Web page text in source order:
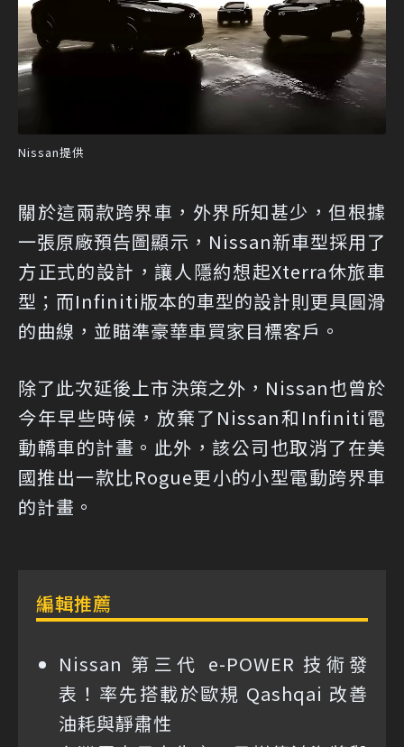
Nissan提供
關於這兩款跨界車，外界所知甚少，但根據
一張原廠預告圖顯示，Nissan新車型採用了
方正式的設計，讓人隱約想起Xterra休旅車
型；而Infiniti版本的車型的設計則更具圓滑
的曲線，並瞄準豪華車買家目標客戶。
除了此次延後上市決策之外，Nissan也曾於
今年早些時候，放棄了Nissan和Infiniti電
動轎車的計畫。此外，該公司也取消了在美
國推出一款比Rogue更小的小型電動跨界車
的計畫。
編輯推薦
Nissan 第三代 e-POWER 技術發
表！率先搭載於歐規 Qashqai 改善
油耗與靜肅性